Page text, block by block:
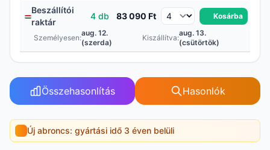
Beszállítói
raktár
4 db 83 090 Ft Kosárba
Személyesen:
aug. 12.
(szerda)
Kiszállítva:
aug. 13.
(csütörtök)
Összehasonlítás Hasonlók
Új abroncs: gyártási idő 3 éven belüli